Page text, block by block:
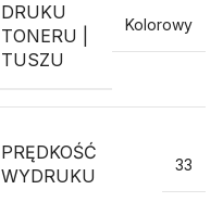
DRUKU
TONERU |
TUSZU
Kolorowy
PRĘDKOŚĆ
WYDRUKU
33